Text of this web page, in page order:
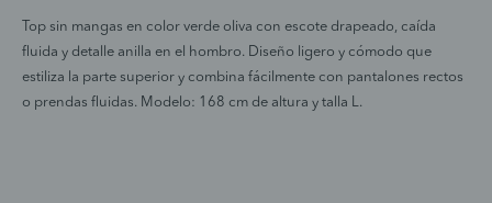
Top sin mangas en color verde oliva con escote drapeado, caída
fluida y detalle anilla en el hombro. Diseño ligero y cómodo que
estiliza la parte superior y combina fácilmente con pantalones rectos
o prendas fluidas. Modelo: 168 cm de altura y talla L.